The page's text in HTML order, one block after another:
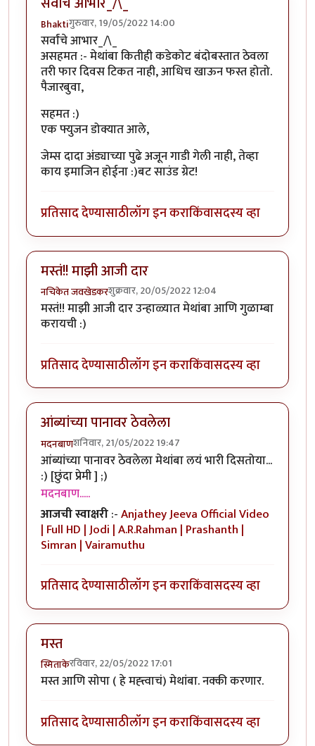
Bhaktiगुरुवार, 19/05/2022 14:00
सर्वांचे आभार_/\_
असहमत :- मेथांबा कितीही कडेकोट बंदोबस्तात ठेवला
तरी फार दिवस टिकत नाही, आधिच खाऊन फस्त होतो.
पैजारबुवा,
सहमत :)
एक फ्युजन डोक्यात आले,
जेम्स दादा अंड्याच्या पुढे अजून गाडी गेली नाही, तेव्हा
काय इमाजिन होईना :)बट साउंड ग्रेट!
प्रतिसाद देण्यासाठीलॉग इन कराकिंवासदस्य व्हा
मस्तं!! माझी आजी दार
नचिकेत जवखेडकरशुक्रवार, 20/05/2022 12:04
मस्तं!! माझी आजी दार उन्हाळ्यात मेथांबा आणि गुळाम्बा
करायची :)
प्रतिसाद देण्यासाठीलॉग इन कराकिंवासदस्य व्हा
आंब्यांच्या पानावर ठेवलेला
मदनबाणशनिवार, 21/05/2022 19:47
आंब्यांच्या पानावर ठेवलेला मेथांबा लयं भारी दिसतोया...
:) [छुंदा प्रेमी ] ;)
मदनबाण.....
आजची स्वाक्षरी:-Anjathey Jeeva Official Video
| Full HD | Jodi | A.R.Rahman | Prashanth |
Simran | Vairamuthu
प्रतिसाद देण्यासाठीलॉग इन कराकिंवासदस्य व्हा
मस्त
स्मिताकेरविवार, 22/05/2022 17:01
मस्त आणि सोपा ( हे मह्त्त्वाचं) मेथांबा. नक्की करणार.
प्रतिसाद देण्यासाठीलॉग इन कराकिंवासदस्य व्हा